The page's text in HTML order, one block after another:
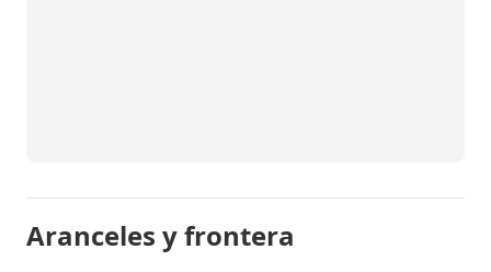
Aranceles y frontera